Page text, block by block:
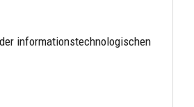
informationstechnologischen